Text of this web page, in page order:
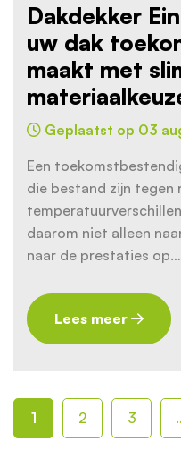
Dakdekker
uw dak
maakt met
Geplaatst op 03
Een
die bestand zijn tegen
daarom niet alleen
naar de prestaties op…
Lees meer
paginering
1 2 3